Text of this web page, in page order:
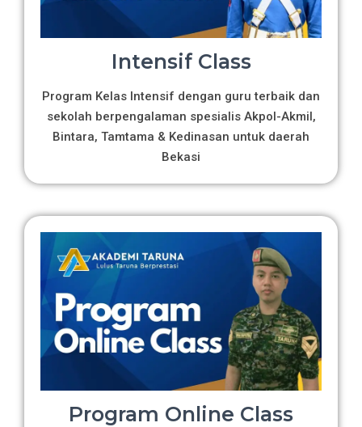
Intensif Class
Program Kelas Intensif dengan guru terbaik dan
sekolah berpengalaman spesialis Akpol-Akmil,
Bintara, Tamtama & Kedinasan untuk daerah
Bekasi
Program Online Class